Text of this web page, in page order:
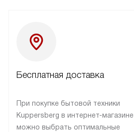
Бесплатная доставка
При покупке бытовой техники
Kuppersberg в интернет-магазине
можно выбрать оптимальные